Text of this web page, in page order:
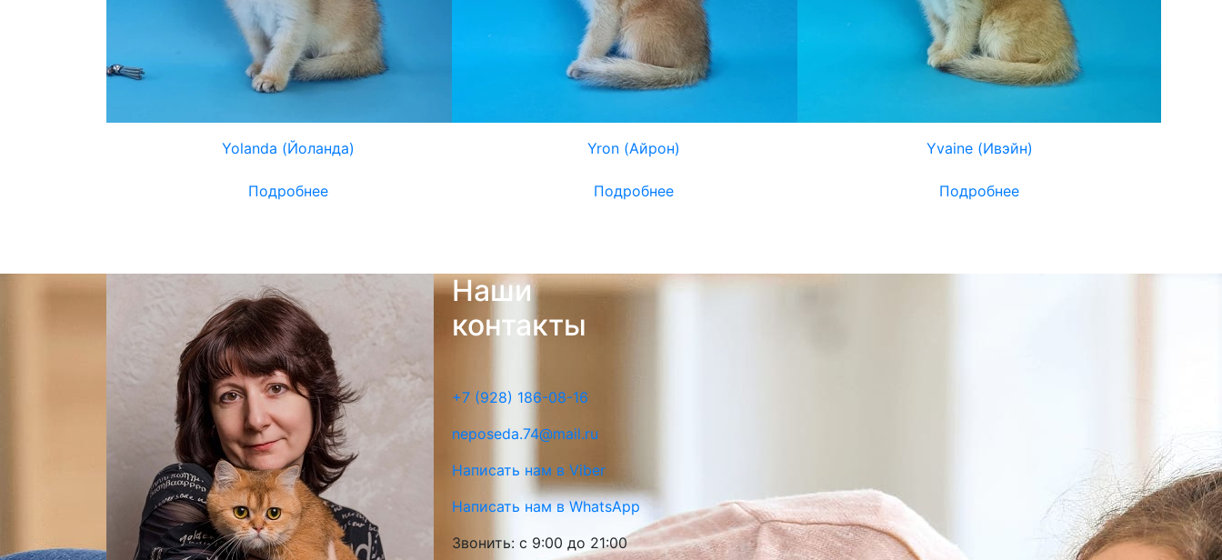
Yolanda (Йоланда)
Подробнее
Yron (Айрон)
Подробнее
Yvaine (Ивэйн)
Подробнее
Наши
контакты
+7 (928) 186-08-16
neposeda.74@mail.ru
Написать нам в Viber
Написать нам в WhatsApp
Звонить: с 9:00 до 21:00